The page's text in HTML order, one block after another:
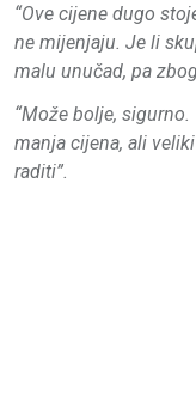
“Ove cijene dugo
ne mijenjaju. Je li
malu unučad, pa
“Može bolje,
manja cijena, ali
raditi”.